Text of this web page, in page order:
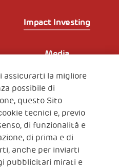
Impact Investing
Media
Safety Net
assicurarti la migliore
possibile di
questo Sito
tecnici e, previo
di funzionalità e
di prima e di
anche per inviarti
pubblicitari mirati e